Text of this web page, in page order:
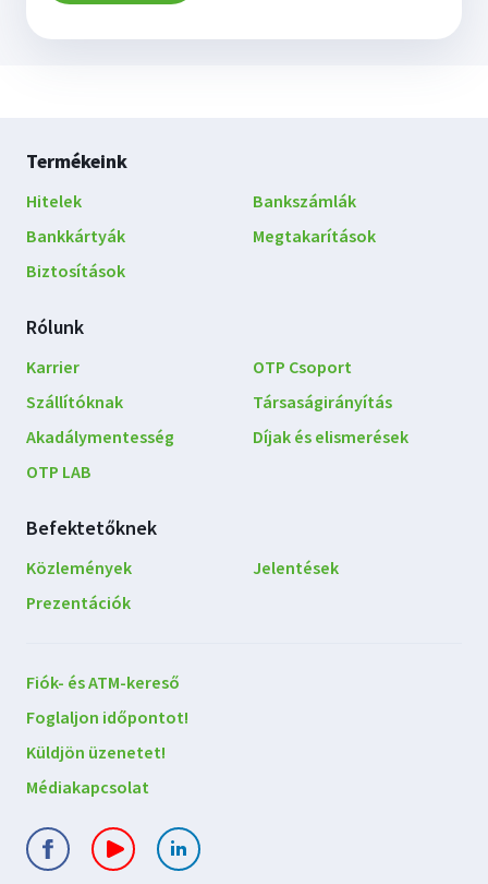
Lábléc
navigáció
Termékeink
Hitelek
Bankszámlák
Bankkártyák
Megtakarítások
Biztosítások
Rólunk
Karrier
Szállítóknak
Akadálymentesség
OTP LAB
OTP Csoport
Társaságirányítás
Díjak és elismerések
Befektetőknek
Közlemények
Jelentések
Prezentációk
Lépjen
kapcsolatba
velünk
Fiók- és ATM-kereső
Foglaljon időpontot!
Küldjön üzenetet!
Médiakapcsolat